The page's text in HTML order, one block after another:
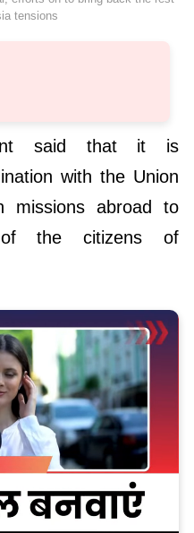
tensions
said that it is
with the Union
missions abroad to
the citizens of